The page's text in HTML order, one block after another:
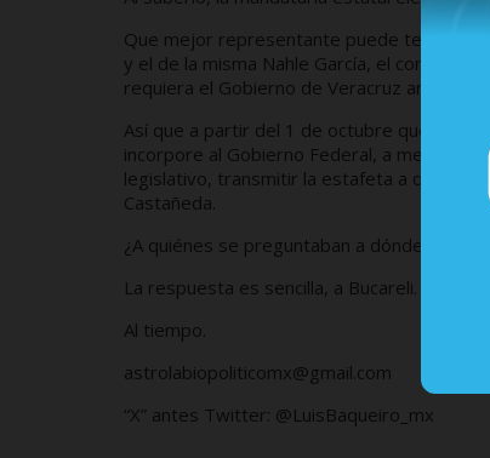
Que mejor representante puede tener la
y el de la misma Nahle García, el
requiera el Gobierno de Veracruz ante la
Así que a partir del 1 de octubre que
incorpore al Gobierno Federal, a menos
legislativo, transmitir la estafeta a quien
Castañeda.
¿A quiénes se preguntaban a dónde va
La respuesta es sencilla, a Bucareli.
Al tiempo.
astrolabiopoliticomx@gmail.com
“X” antes Twitter: @LuisBaqueiro_mx